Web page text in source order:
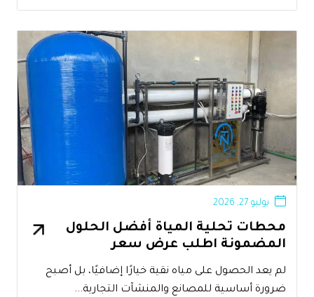
محطات تحلية المياة أفضل الحلول
المضمونة اطلب عرض سعر
يوليو 27, 2026
لم يعد الحصول على مياه نقية خيارًا إضافيًا، بل أصبح
ضرورة أساسية للمصانع والمنشآت التجارية...